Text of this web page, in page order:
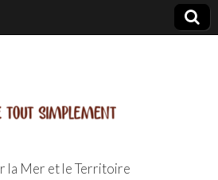
la Mer et le Territoire